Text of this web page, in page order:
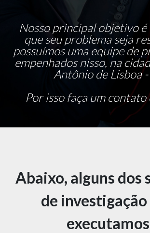
Nosso principal objetivo é
que seu problema seja
possuímos uma equipe de
empenhados nisso, na
Antônio de Lisboa -
Por isso faça um contato
Abaixo, alguns dos
de investigação
executamos